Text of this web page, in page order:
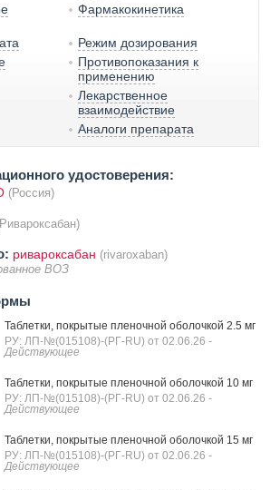
Фармакокинетика
Режим дозирования
Противопоказания к
применению
Лекарственное
взаимодействие
Аналоги препарата
удостоверения:
(Россия)
ривароксабан (rivaroxaban)
ВОЗ
Таблетки, покрытые пленочной оболочкой 2.5 мг
РУ: ЛП-№(015108)-(РГ-RU) от 02.06.26 -
Действующее
Таблетки, покрытые пленочной оболочкой 10 мг
РУ: ЛП-№(015108)-(РГ-RU) от 02.06.26 -
Действующее
Таблетки, покрытые пленочной оболочкой 15 мг
РУ: ЛП-№(015108)-(РГ-RU) от 02.06.26 -
Действующее